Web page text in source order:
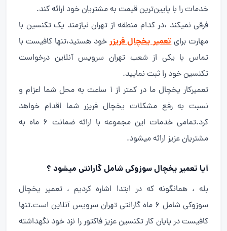
خدمات را با پایین‌ترین قیمت به مشتریان خود ارائه کند.
فرقی نمیکند ،در کدام منطقه از تهران نیازمند یک تکنسین با
مهارت برایتعمیر یخچال فریزر خود هستید،تنها کافیست با
تماس با یکی از شعب تهران سرویس آنلاین درخواست
تکنسین خود را ثبت نمایید.
تعمیرکار یخچال ما در کمتر از 1 ساعت به محل شما اعزام و
نسبت به رفع مشکلات یخچال فریزر شما اقدام خواهد
کرد.تمامی خدمات این مجموعه با ارائه ضمانت 6 ماه به
مشتریان عزیز ارائه میشود.
آیا تعمیر یخچال سوزوکی شامل گارانتی میشود ؟
بله ، همانگونه که در ابتدا اشاره کردیم ، تعمیر یخچال
سوزوکی شامل 6 ماه گارانتی تهران سرویس آنلاین است.تنها
کافیست در پایان کار تکنسین عزیز فاکتور را نزد خود نگهداشته